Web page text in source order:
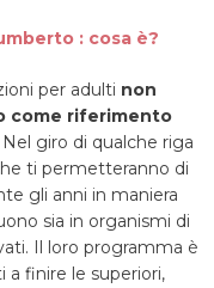
: cosa è?
per adulti non
come riferimento
giro di qualche riga
ti permetteranno di
gli anni in maniera
sia in organismi di
Il loro programma è
a finire le superiori,